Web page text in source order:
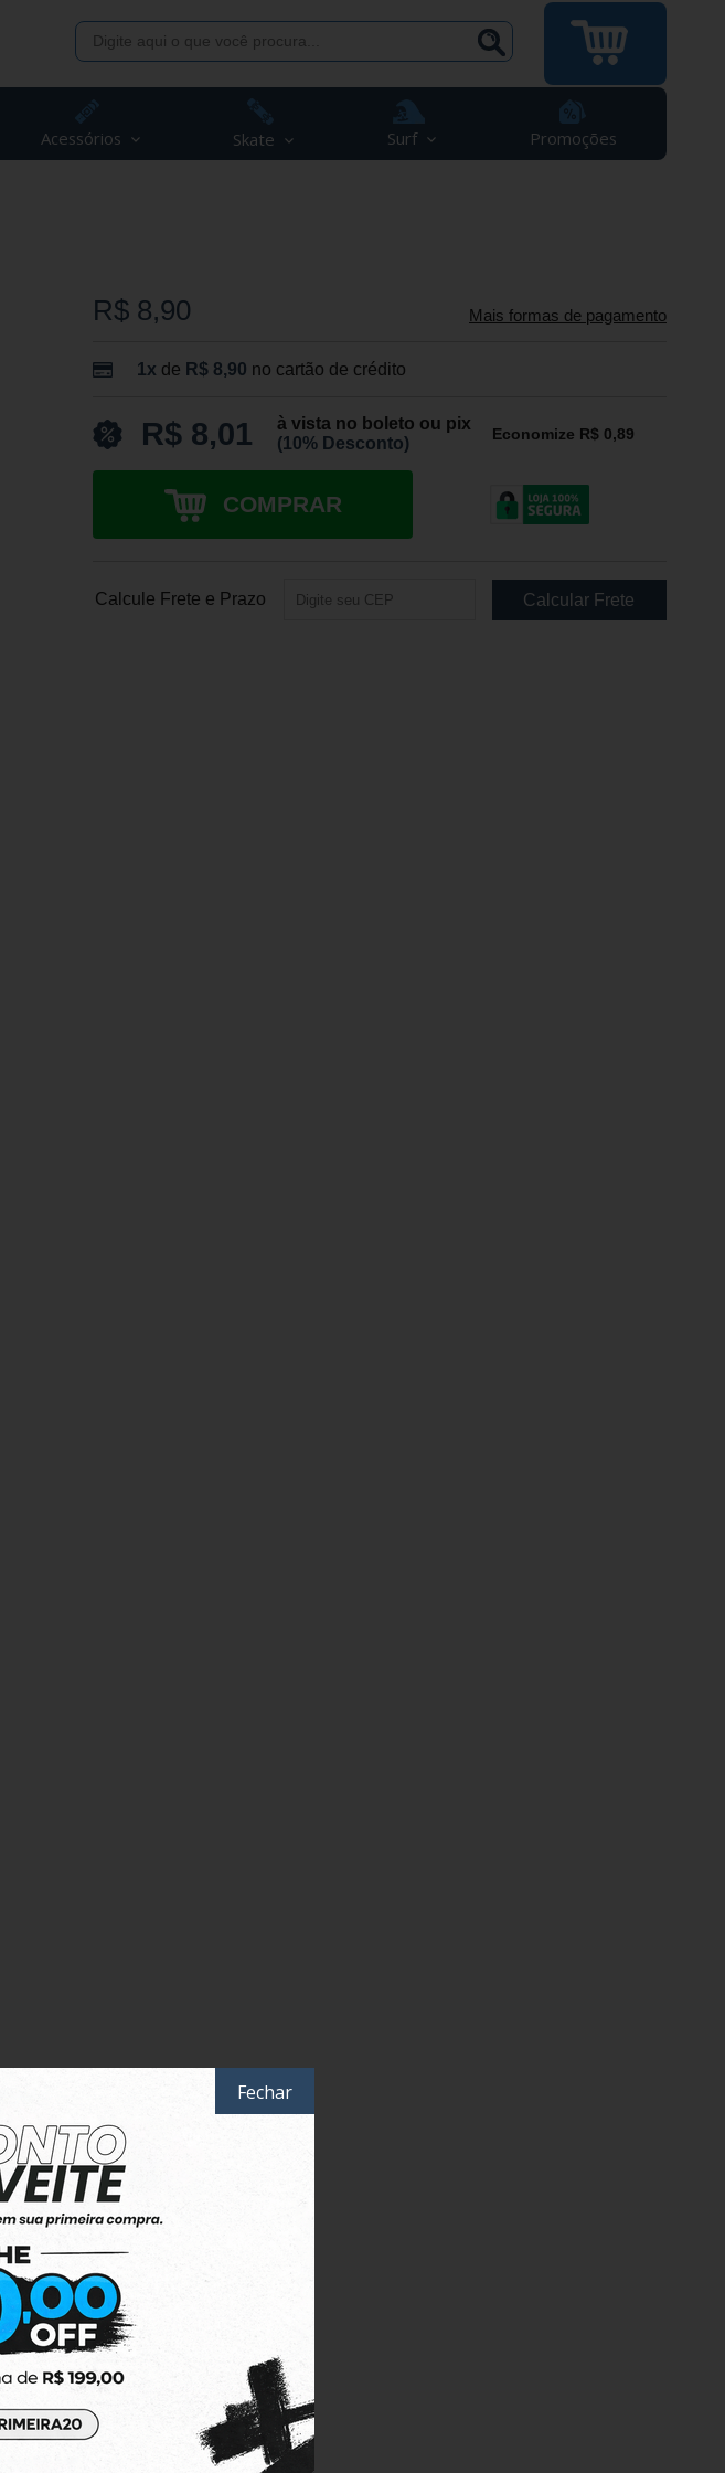
Acessórios Skate Surf Promoções
R$ 8,90 Mais formas de pagamento
1x de R$ 8,90 no cartão de crédito
R$ 8,01
à vista no boleto ou pix
(10% Desconto)
Economize R$ 0,89
COMPRAR
Calcule Frete e Prazo
Fechar